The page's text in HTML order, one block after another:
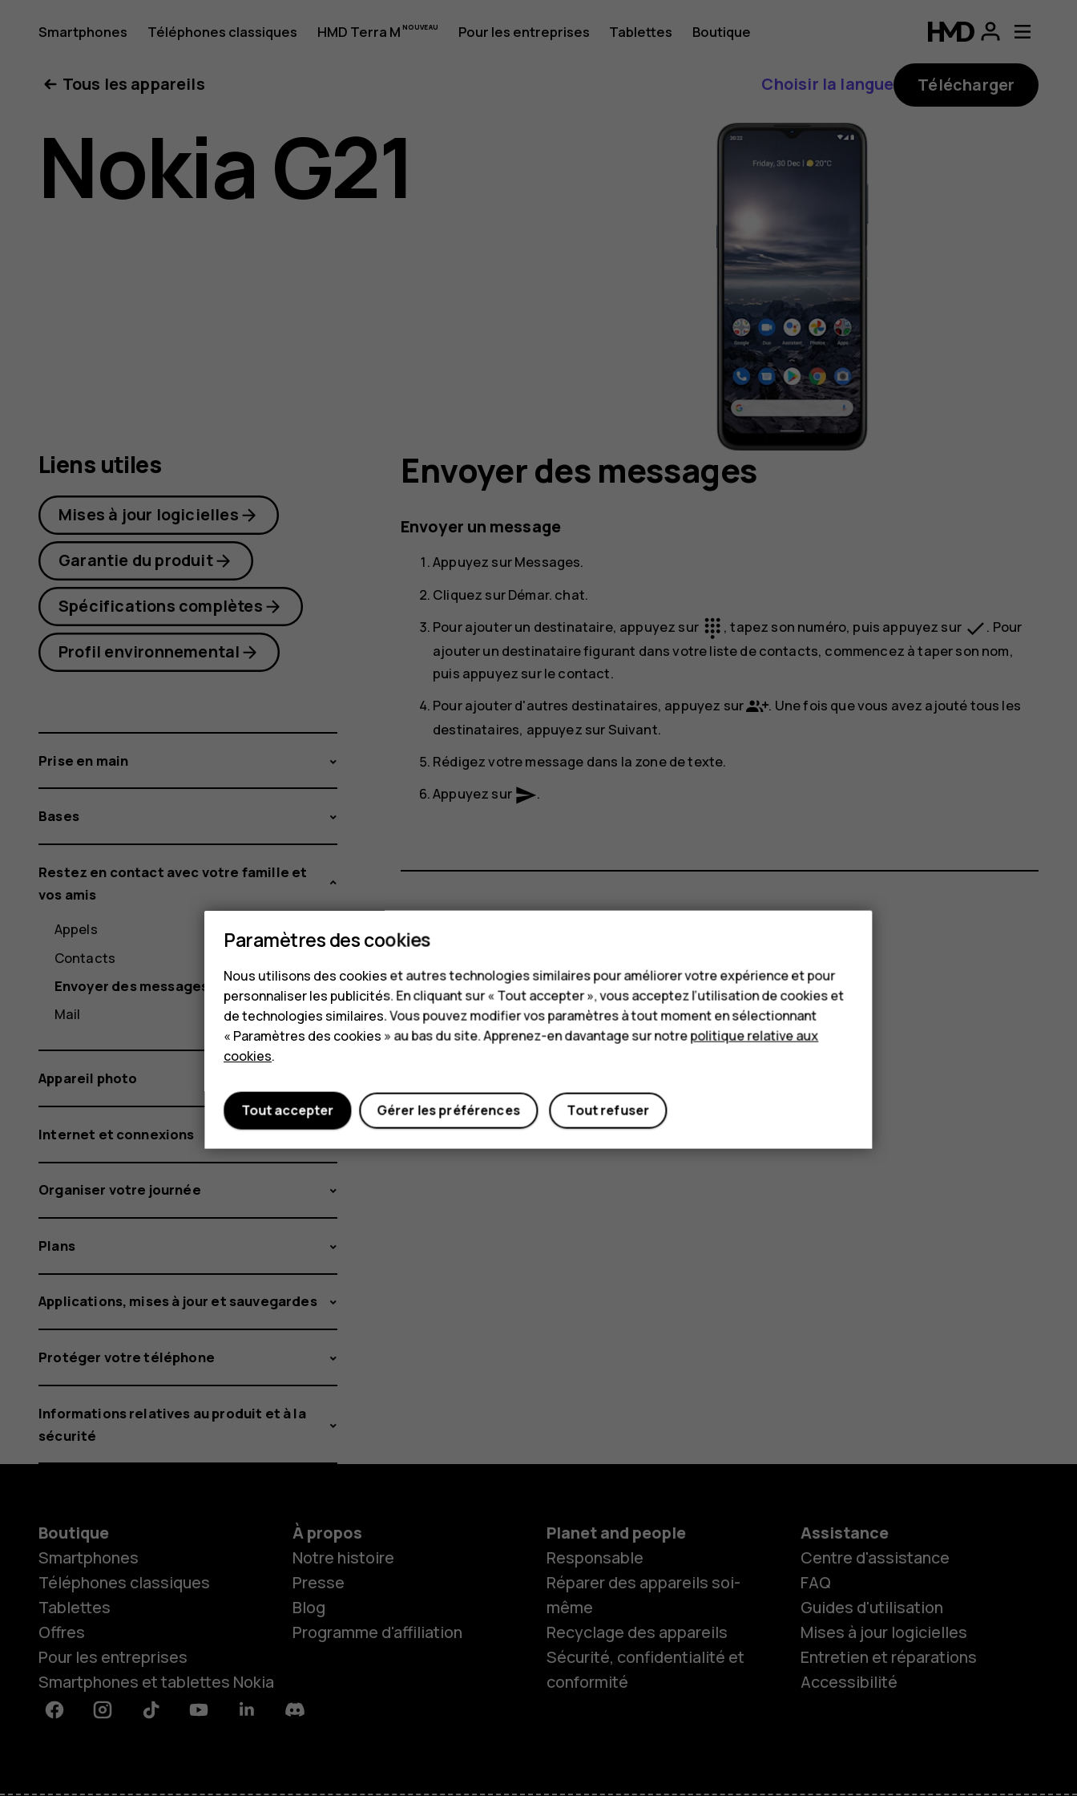
Guide
de
l'utilisateur
Smartphones Téléphones classiques HMD Terra M Pour les entreprises Tablettes Boutique
Smartphones
Tous les appareils
Choisir la langue Télécharger
Nokia G21
Envoyer des messages
Envoyer un message
Appuyez surMessages.
Cliquez surDémar. chat.
Pour ajouter un destinataire, appuyez sur dialpad , tapez son numéro, puis appuyez sur done. Pour
ajouter un destinataire figurant dans votre liste de contacts, commencez à taper son nom,
puis appuyez sur le contact.
Pour ajouter d'autres destinataires, appuyez sur
. Une fois que vous avez ajouté tous les
destinataires, appuyez sur Suivant.
Rédigez votre message dans la zone de texte.
Appuyez sur send.
Avez-vous trouvé cela utile?
Oui Non
Liens utiles
Mises à jour logicielles
Garantie du produit
Spécifications complètes
Profil environnemental
Prise en main
Bases
Restez en contact avec votre famille et
vos amis
Appels
Contacts
Envoyer des messages
Mail
Appareil photo
Internet et connexions
Organiser votre journée
Plans
Applications, mises à jour et sauvegardes
Protéger votre téléphone
Informations relatives au produit et à la
sécurité
Boutique
Smartphones
Téléphones classiques
Tablettes
Offres
Pour les entreprises
Smartphones et tablettes Nokia
À propos
Notre histoire
Presse
Blog
Programme d'affiliation
Planet and people
Responsable
Réparer des appareils soi-
même
Recyclage des appareils
Sécurité, confidentialité et
conformité
Assistance
Centre d'assistance
FAQ
Guides d'utilisation
Mises à jour logicielles
Entretien et réparations
Accessibilité
FacebookInstagramTiktok YoutubeLinkedinDiscord
Paramètres des cookies
Nous utilisons des cookies et autres technologies similaires pour améliorer votre expérience et pour
personnaliser les publicités. En cliquant sur « Tout accepter », vous acceptez l’utilisation de cookies et
de technologies similaires. Vous pouvez modifier vos paramètres à tout moment en sélectionnant
« Paramètres des cookies » au bas du site. Apprenez-en davantage sur notrepolitique relative aux
cookies.
Tout refuser
Gérer les préférences
Tout accepter